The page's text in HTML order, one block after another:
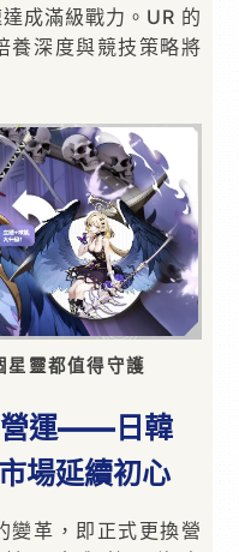
成滿級戰力。UR 的
養深度與競技策略將
星靈都值得守護
營運——日韓
場延續初心
變革，即正式更換營